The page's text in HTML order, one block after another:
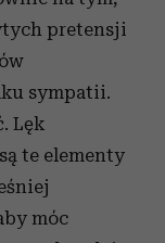
pretensji
sympatii.
Lęk
te elementy
móc